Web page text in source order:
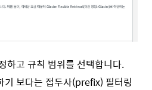
하고 규칙 범위를 선택합니다.
기 보다는 접두사(prefix) 필터링